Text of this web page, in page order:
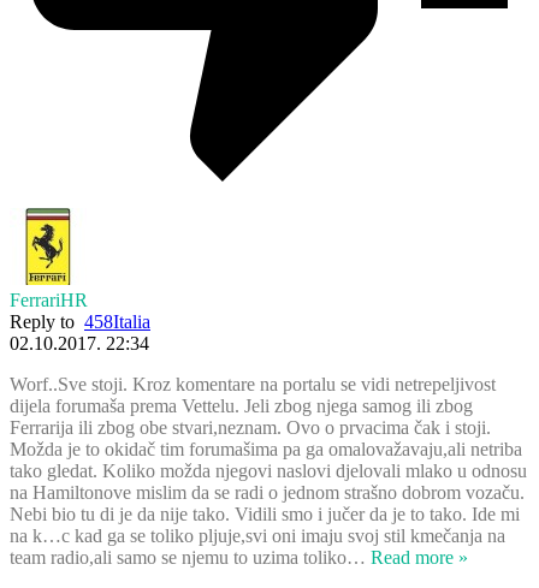
FerrariHR
Reply to 458Italia
02.10.2017. 22:34
Worf..Sve stoji. Kroz komentare na portalu se vidi netrepeljivost
dijela forumaša prema Vettelu. Jeli zbog njega samog ili zbog
Ferrarija ili zbog obe stvari,neznam. Ovo o prvacima čak i stoji.
Možda je to okidač tim forumašima pa ga omalovažavaju,ali netriba
tako gledat. Koliko možda njegovi naslovi djelovali mlako u odnosu
na Hamiltonove mislim da se radi o jednom strašno dobrom vozaču.
Nebi bio tu di je da nije tako. Vidili smo i jučer da je to tako. Ide mi
na k…c kad ga se toliko pljuje,svi oni imaju svoj stil kmečanja na
team radio,ali samo se njemu to uzima toliko… Read more »